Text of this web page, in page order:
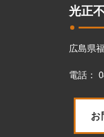
光正
広島県
電話：
お